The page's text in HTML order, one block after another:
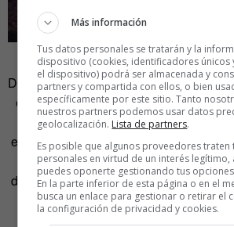
Desde Lago también se puede bajar a
el margen del Manzanares a pie, en
continuas unos cuantos kilómetros
enlazar con otro de los parques
capital, elEnrique Tierno Galván,
dentro de sus más de 40 hectáreas el
Un lugar en el que poder disfrutar de
panorámicas de Madrid (y con el
Más información
Tus datos personales se tratarán y la
dispositivo (cookies, identificadores únicos
el dispositivo) podrá ser almacenada y
partners y compartida con ellos, o bien
específicamente por este sitio. Tanto
nuestros partners podemos usar datos
geolocalización. Lista de partners.
Es posible que algunos proveedores traten
personales en virtud de un interés legítimo,
puedes oponerte gestionando tus
En la parte inferior de esta página o en el
busca un enlace para gestionar o retirar el
la configuración de privacidad y cookies.